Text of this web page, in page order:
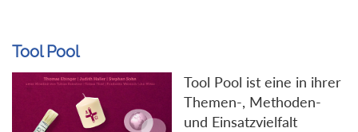
Tool Pool
Tool Pool ist eine in ihrer
Themen-, Methoden-
und Einsatzvielfalt